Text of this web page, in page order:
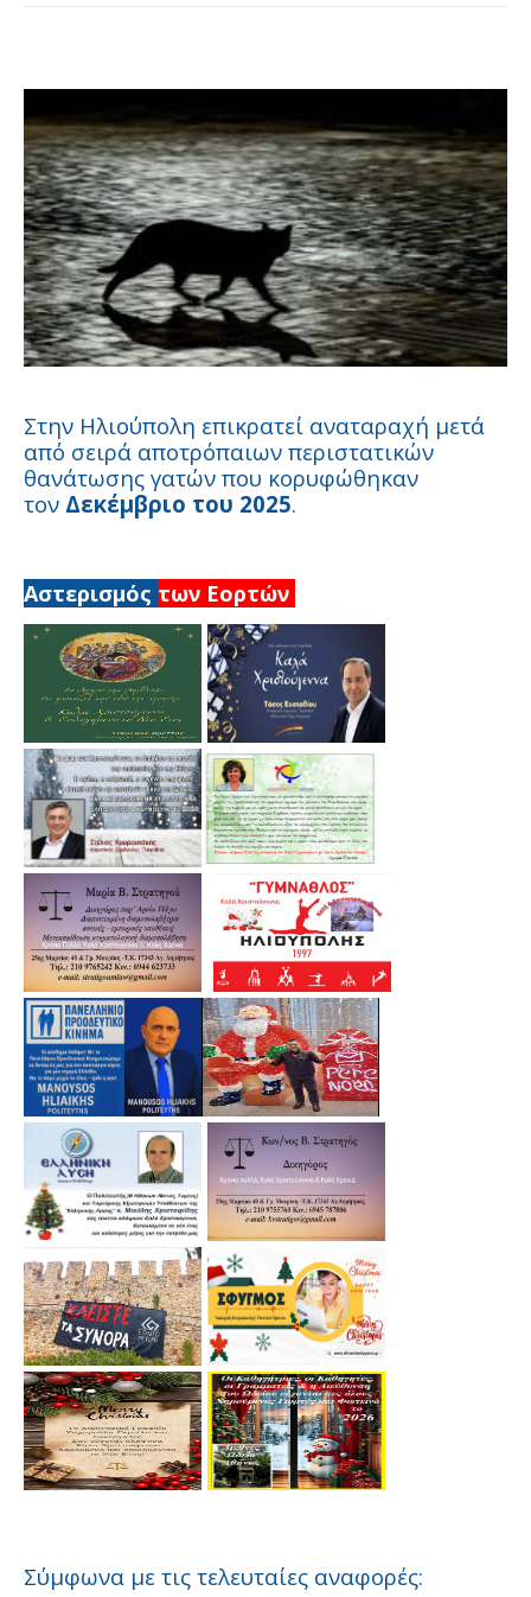
Στην Ηλιούπολη επικρατεί αναταραχή μετά
από σειρά αποτρόπαιων περιστατικών
θανάτωσης γατών που κορυφώθηκαν
τον Δεκέμβριο του 2025.
Αστερισμός των Εορτών
Σύμφωνα με τις τελευταίες αναφορές: